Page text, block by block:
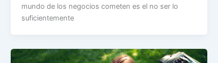
mundo de los negocios cometen es el no ser lo
suficientemente